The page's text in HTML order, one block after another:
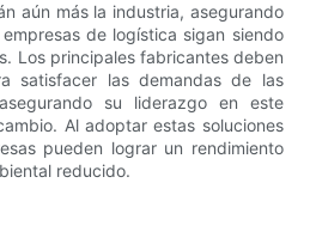
aún más la industria, asegurando
de logística sigan siendo
Los principales fabricantes deben
satisfacer las demandas de las
su liderazgo en este
Al adoptar estas soluciones
pueden lograr un rendimiento
reducido.